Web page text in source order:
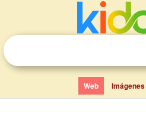
Web Imágenes